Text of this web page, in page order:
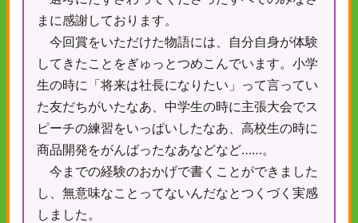
まに感謝しております。
今回賞をいただけた物語には、自分自身が体験
してきたことをぎゅっとつめこんでいます。小学
生の時に「将来は社長になりたい」って言ってい
た友だちがいたなあ、中学生の時に主張大会でス
ピーチの練習をいっぱいしたなあ、高校生の時に
商品開発をがんばったなあなどなど……。
今までの経験のおかげで書くことができました
し、無意味なことってないんだなとつくづく実感
しました。